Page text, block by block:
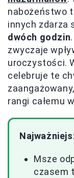
nabożeństwo
innych zdarza
dwóch godzin
zwyczaje
uroczystości.
celebruje te
rangi całemu
Msze
czasem